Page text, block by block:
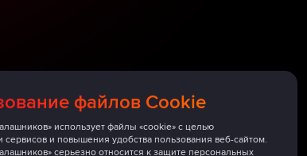
файлов Cookie
использует файлы «cookie» с целью
сервисов и повышения удобства пользования веб-сайтом.
серьезно относится к защите персональных